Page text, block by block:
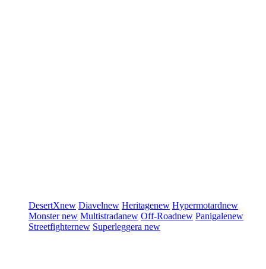
DesertXnew Diavelnew Heritagenew Hypermotardnew
Monsternew Multistradanew Off-Roadnew Panigalenew
Streetfighternew Superleggera new